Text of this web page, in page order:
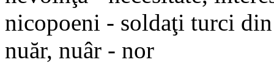
nicopoeni - soldaţi turci
nuăr, nuâr - nor